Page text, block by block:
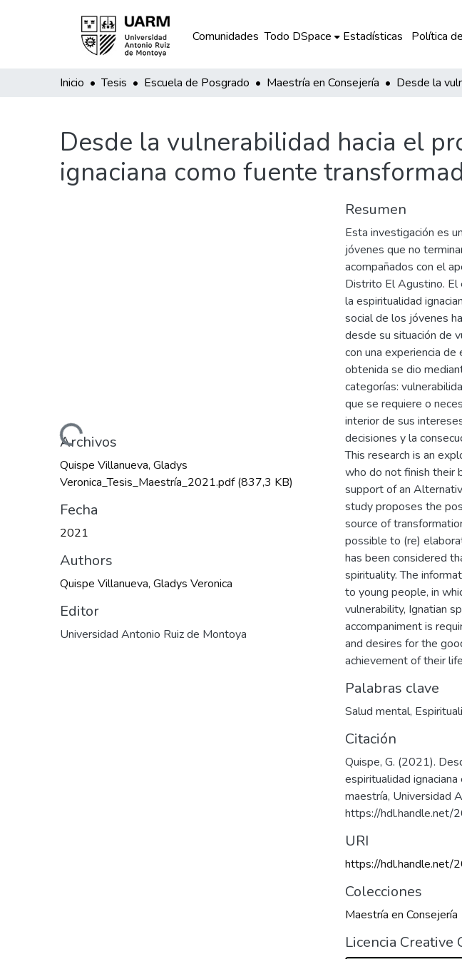
Comunidades Todo DSpace Estadísticas Política
Inicio Tesis Escuela de Posgrado Maestría en Consejería
Desde la vulnerabilidad hacia el
ignaciana como fuente
Cargando...
Archivos
Quispe Villanueva, Gladys
Veronica_Tesis_Maestría_2021.pdf(837,3 KB)
Fecha
2021
Authors
Quispe Villanueva, Gladys Veronica
Editor
Universidad Antonio Ruiz de Montoya
Resumen
Esta investigación es
jóvenes que no
acompañados con el
Distrito El Agustino. El
la espiritualidad
social de los jóvenes
desde su situación de
con una experiencia
obtenida se dio
categorías:
que se requiere o
interior de sus
decisiones y la
This research is an
who do not finish their
support of an
study proposes the
source of
possible to (re)
has been considered
spirituality. The
to young people, in
vulnerability, Ignatian
accompaniment is
and desires for the
achievement of their
Palabras clave
Salud mental,
Citación
Quispe, G. (2021).
espiritualidad
maestría, Universidad
https://
URI
https://
Colecciones
Maestría en Consejería
Licencia Creative